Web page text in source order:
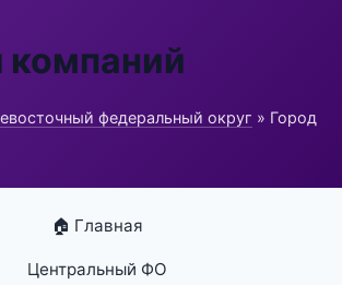
компаний
федеральный округ » Город
🏠 Главная
Центральный ФО